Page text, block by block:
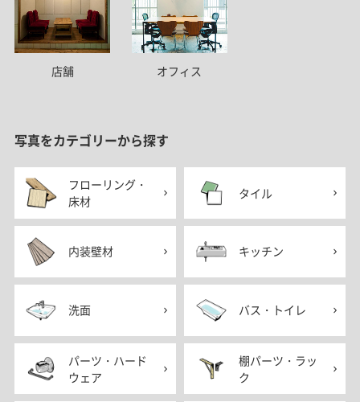
店舗 オフィス
写真をカテゴリーから探す
フローリング・
床材
タイル
内装壁材 キッチン
洗面 バス・トイレ
パーツ・ハード
ウェア
棚パーツ・ラッ
ク